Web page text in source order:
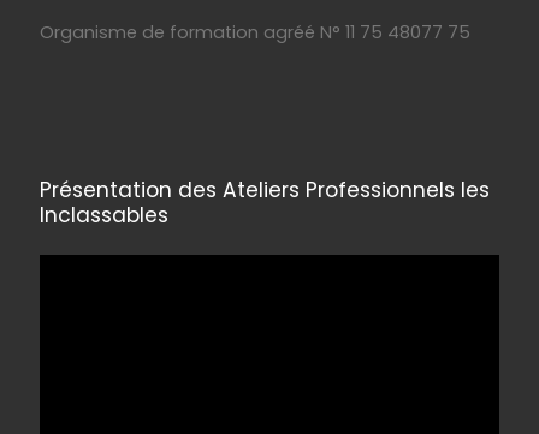
Organisme de formation agréé N° 11 75 48077 75
Présentation des Ateliers Professionnels les
Inclassables